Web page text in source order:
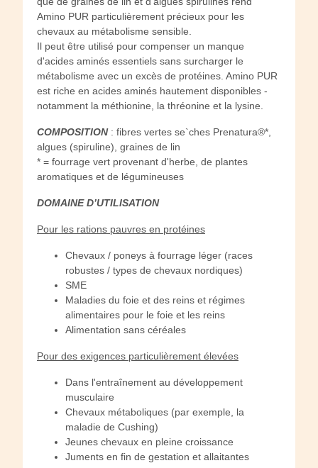
Amino PUR particulièrement précieux pour les
chevaux au métabolisme sensible.
Il peut être utilisé pour compenser un manque
d'acides aminés essentiels sans surcharger le
métabolisme avec un excès de protéines. Amino PUR
est riche en acides aminés hautement disponibles -
notamment la méthionine, la thréonine et la lysine.
COMPOSITION: fibres vertes se`ches Prenatura®*,
algues (spiruline), graines de lin
* = fourrage vert provenant d'herbe, de plantes
aromatiques et de légumineuses
DOMAINE D’UTILISATION
Pour les rations pauvres en protéines
Chevaux / poneys à fourrage léger (races
robustes / types de chevaux nordiques)
SME
Maladies du foie et des reins et régimes
alimentaires pour le foie et les reins
Alimentation sans céréales
Pour des exigences particulièrement élevées
Dans l'entraînement au développement
musculaire
Chevaux métaboliques (par exemple, la
maladie de Cushing)
Jeunes chevaux en pleine croissance
Juments en fin de gestation et allaitantes